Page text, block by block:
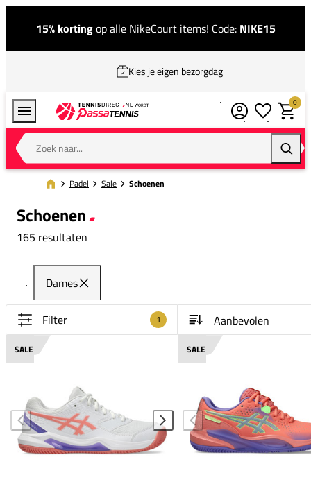
15% kortingop alle NikeCourt items! Code: NIKE15
Kies je eigen bezorgdag
Zoek naar...
0
Padel Sale Schoenen
Schoenen
165 resultaten
Dames
Filter 1
SALE SALE